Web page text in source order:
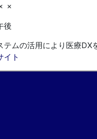
×
後
ムの活用により医療DX
イト